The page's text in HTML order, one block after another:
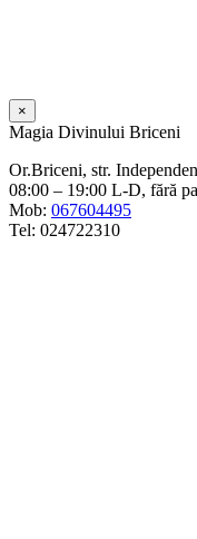
×
Magia Divinului Briceni
Or.Briceni, str.
08:00 – 19:00 L-D, fără
Mob: 067604495
Tel: 024722310